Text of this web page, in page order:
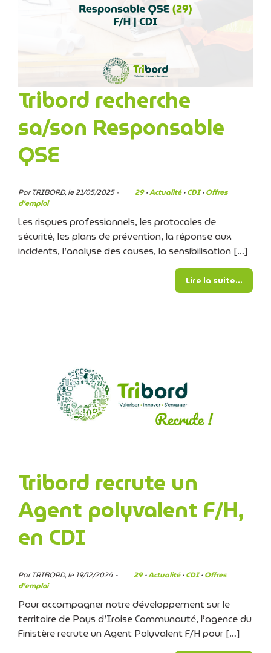
Tribord recherche
sa/son Responsable
QSE
Par TRIBORD, le 21/05/2025 - 29·Actualité·CDI·Offres
d'emploi
Les risques professionnels, les protocoles de
sécurité, les plans de prévention, la réponse aux
incidents, l’analyse des causes, la sensibilisation […]
Lire la suite…from
Tribord recrute un
Agent polyvalent F/H,
en CDI
Par TRIBORD, le 19/12/2024 - 29·Actualité·CDI·Offres
d'emploi
Pour accompagner notre développement sur le
territoire de Pays d’Iroise Communauté, l’agence du
Finistère recrute un Agent Polyvalent F/H pour […]